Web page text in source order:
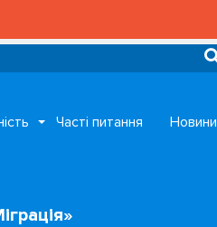
Часті питання Новини